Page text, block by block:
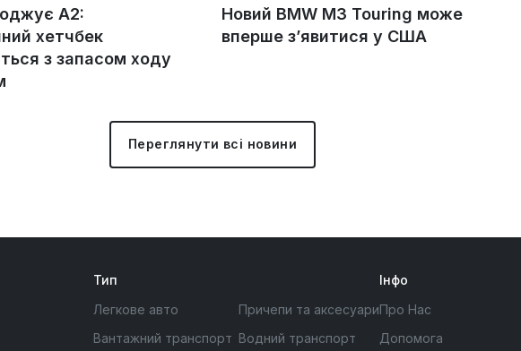
A2:
хетчбек
з запасом ходу
Новий BMW M3 Touring може
вперше з’явитися у США
Переглянути всі новини
Тип
Легкове авто
Вантажний транспорт
Причепи та аксесуари
Водний транспорт
Інфо
Про Нас
Допомога